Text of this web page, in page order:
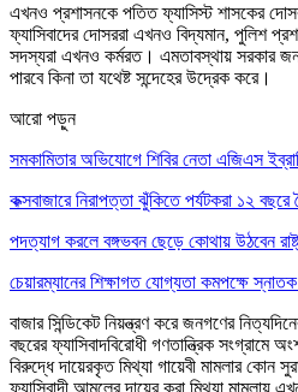
এখনও প্রশাসনকে পতিত ফ্যাসিস্ট শাসকের
ফ্যাসিবাদের দোসররা এখনও বিদ্যমান, পুলিশ
সদস্যরা এখনও কর্মরত। এমতাবস্থায় সরকার
পারবে কিনা তা যথেষ্ট সন্দেহের উদ্রেক করে।
আরো পড়ুন
সমকামিতার অভিযোগে শিবির নেতা এজিএস
কক্সবাজারে নিরাপত্তা ঝুঁকিতে পর্যটকরা ১২
পদত্যাগ করলে বঙ্গভবন ছেড়ে কোথায় উঠবেন
চেয়ারম্যানের শিক্ষাগত যোগ্যতা কমপক্ষে
বাজার সিন্ডিকেট নিয়ন্ত্রণ করে জনগণের
বছরের ফ্যাসিবাদবিরোধী গণতান্ত্রিক সংগ্রামে
বিরুদ্ধে দায়েরকৃত মিথ্যা গায়েবী মামলার কোন
ফ্যাসিবাদী আমলের দায়ের করা মিথ্যা মামলায়